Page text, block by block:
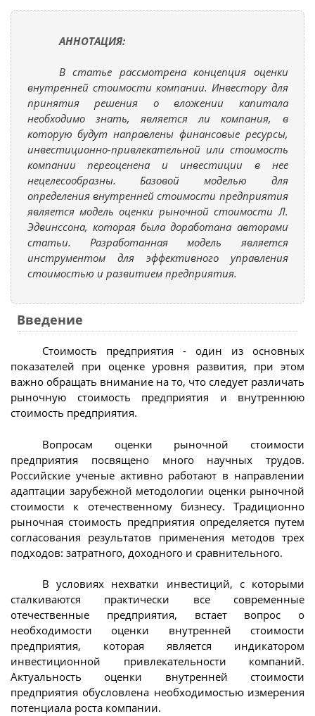
АННОТАЦИЯ:
В статье рассмотрена концепция оценки
внутренней стоимости компании. Инвестору для
принятия решения о вложении капитала
необходимо знать, является ли компания, в
которую будут направлены финансовые ресурсы,
инвестиционно-привлекательной или стоимость
компании переоценена и инвестиции в нее
нецелесообразны. Базовой моделью для
определения внутренней стоимости предприятия
является модель оценки рыночной стоимости Л.
Эдвинссона, которая была доработана авторами
статьи. Разработанная модель является
инструментом для эффективного управления
стоимостью и развитием предприятия.
Введение
Стоимость предприятия - один из основных
показателей при оценке уровня развития, при этом
важно обращать внимание на то, что следует различать
рыночную стоимость предприятия и внутреннюю
стоимость предприятия.
Вопросам оценки рыночной стоимости
предприятия посвящено много научных трудов.
Российские ученые активно работают в направлении
адаптации зарубежной методологии оценки рыночной
стоимости к отечественному бизнесу. Традиционно
рыночная стоимость предприятия определяется путем
согласования результатов применения методов трех
подходов: затратного, доходного и сравнительного.
В условиях нехватки инвестиций, с которыми
сталкиваются практически все современные
отечественные предприятия, встает вопрос о
необходимости оценки внутренней стоимости
предприятия, которая является индикатором
инвестиционной привлекательности компаний.
Актуальность оценки внутренней стоимости
предприятия обусловлена необходимостью измерения
потенциала роста компании.